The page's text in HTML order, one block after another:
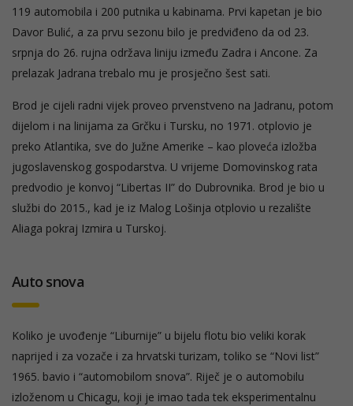
119 automobila i 200 putnika u kabinama. Prvi kapetan je bio
Davor Bulić, a za prvu sezonu bilo je predviđeno da od 23.
srpnja do 26. rujna održava liniju između Zadra i Ancone. Za
prelazak Jadrana trebalo mu je prosječno šest sati.
Brod je cijeli radni vijek proveo prvenstveno na Jadranu, potom
dijelom i na linijama za Grčku i Tursku, no 1971. otplovio je
preko Atlantika, sve do Južne Amerike – kao ploveća izložba
jugoslavenskog gospodarstva. U vrijeme Domovinskog rata
predvodio je konvoj “Libertas II” do Dubrovnika. Brod je bio u
službi do 2015., kad je iz Malog Lošinja otplovio u rezalište
Aliaga pokraj Izmira u Turskoj.
Auto snova
Koliko je uvođenje “Liburnije” u bijelu flotu bio veliki korak
naprijed i za vozače i za hrvatski turizam, toliko se “Novi list”
1965. bavio i “automobilom snova”. Riječ je o automobilu
izloženom u Chicagu, koji je imao tada tek eksperimentalnu